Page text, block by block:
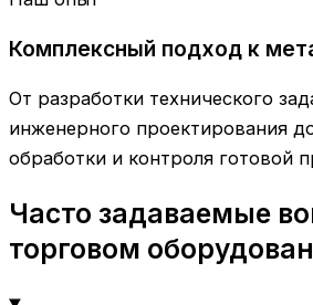
Комплексный подход к
От разработки технического
инженерного проектирования
обработки и контроля готовой
Часто задаваемые
торговом